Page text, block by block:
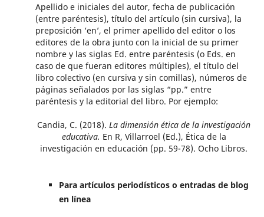
Apellido e iniciales del autor, fecha de publicación
(entre paréntesis), título del artículo (sin cursiva), la
preposición ‘en’, el primer apellido del editor o los
editores de la obra junto con la inicial de su primer
nombre y las siglas Ed. entre paréntesis (o Eds. en
caso de que fueran editores múltiples), el título del
libro colectivo (en cursiva y sin comillas), números de
páginas señalados por las siglas “pp.” entre
paréntesis y la editorial del libro. Por ejemplo:
Candia, C. (2018). La dimensión ética de la investigación
educativa. En R, Villarroel (Ed.), Ética de la
investigación en educación (pp. 59-78). Ocho Libros.
Para artículos periodísticos o entradas de blog
en línea